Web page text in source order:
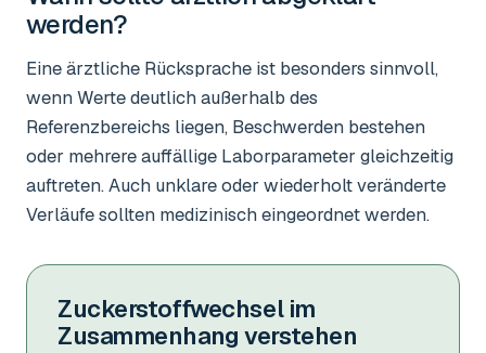
werden?
Eine ärztliche Rücksprache ist besonders sinnvoll,
wenn Werte deutlich außerhalb des
Referenzbereichs liegen, Beschwerden bestehen
oder mehrere auffällige Laborparameter gleichzeitig
auftreten. Auch unklare oder wiederholt veränderte
Verläufe sollten medizinisch eingeordnet werden.
Zuckerstoffwechsel im
Zusammenhang verstehen